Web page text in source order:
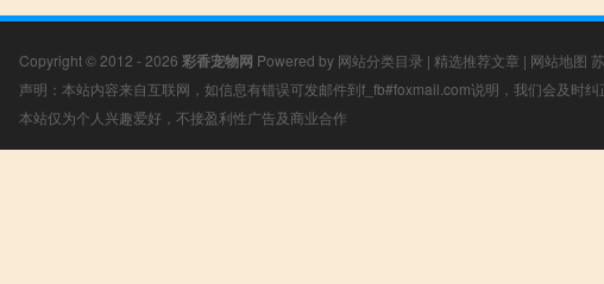
Copyright © 2012 - 2026 彩香宠物网 Powered by 网站分类目录 | 精选推荐文章 | 网站地图
声明：本站内容来自互联网，如信息有错误可发邮件到f_fb#foxmail.com说明，我们会及时纠
本站仅为个人兴趣爱好，不接盈利性广告及商业合作